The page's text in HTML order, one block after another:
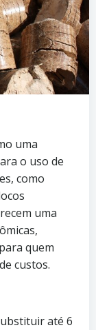
uma
o uso de
como
uma
quem
custos.
até 6